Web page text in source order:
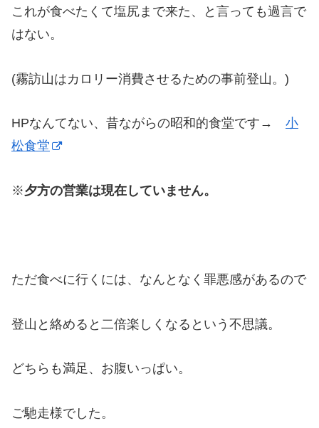
これが食べたくて塩尻まで来た、と言っても過言で
はない。
(霧訪山はカロリー消費させるための事前登山。)
HPなんてない、昔ながらの昭和的食堂です→ 小
松食堂
※夕方の営業は現在していません。
ただ食べに行くには、なんとなく罪悪感があるので
登山と絡めると二倍楽しくなるという不思議。
どちらも満足、お腹いっぱい。
ご馳走様でした。